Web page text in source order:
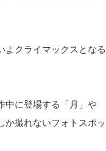
よクライマックスとなる
中に登場する「月」や
か撮れないフォトスポッ